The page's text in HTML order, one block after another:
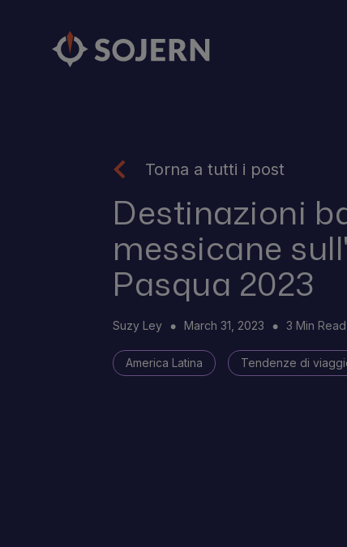
Torna a tutti i post
Destinazioni
messicane
Pasqua 2023
Suzy Ley March 31, 2023 3 Min Read
America Latina Tendenze di